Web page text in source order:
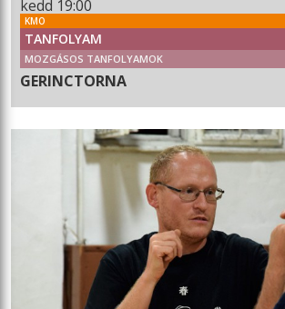
kedd 19:00
KMO
TANFOLYAM
MOZGÁSOS TANFOLYAMOK
GERINCTORNA